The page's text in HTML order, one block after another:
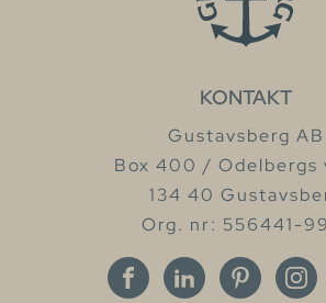
KONTAKT
Gustavsberg AB
Box 400 / Odelbergs
134 40
Org. nr: 556441-